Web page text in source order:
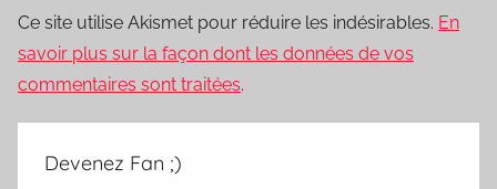
Ce site utilise Akismet pour réduire les indésirables. En
savoir plus sur la façon dont les données de vos
commentaires sont traitées.
Devenez Fan ;)